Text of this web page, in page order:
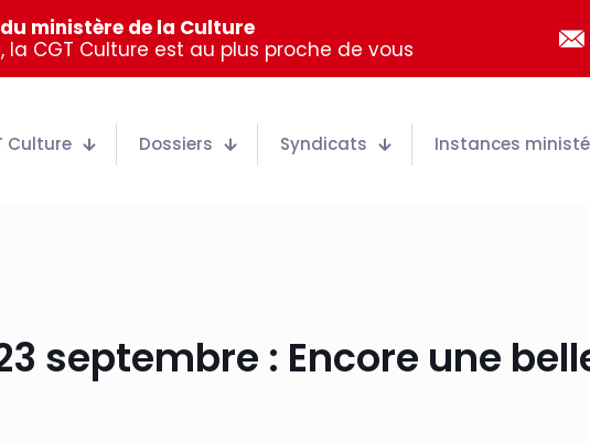
ministère de la Culture
CGT Culture est au plus proche de vous
Culture Dossiers Syndicats Instances
septembre : Encore une